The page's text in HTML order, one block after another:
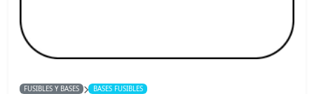
FUSIBLES Y BASES BASES FUSIBLES